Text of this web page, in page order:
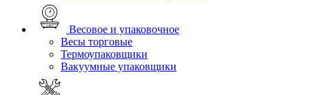
Весовое и упаковочное
Весы торговые
Термоупаковщики
Вакуумные упаковщики